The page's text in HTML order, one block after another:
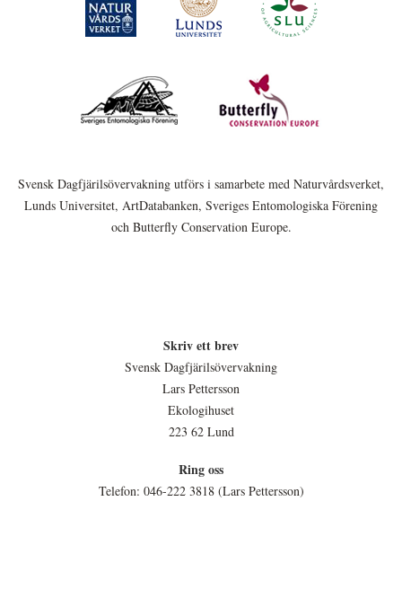
Svensk Dagfjärilsövervakning utförs i samarbete med Naturvårdsverket,
Lunds Universitet, ArtDatabanken, Sveriges Entomologiska Förening
och Butterfly Conservation Europe.
Skriv ett brev
Svensk Dagfjärilsövervakning
Lars Pettersson
Ekologihuset
223 62 Lund
Ring oss
Telefon: 046-222 3818 (Lars Pettersson)